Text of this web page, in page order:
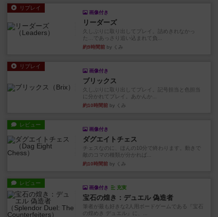
リプレイ
画像付き
リーダーズ
久しぶりに取り出してプレイ。詰めきれなかっ
た…であっさり追い込まれて負...
約9時間前 by くみ
リプレイ
画像付き
ブリックス
久しぶりに取り出してプレイ。記号担当と色担当
に分かれてプレイ。あかんか...
約10時間前 by くみ
レビュー
画像付き
ダグエイトチェス
チェスなのに、ほんの10分で終わります。動きで
敵のコマの種類が分かれば...
約10時間前 by くみ
レビュー
画像付き 充実
宝石の煌き：デュエル 偽造者
筆者が最も好きな2人用ボードゲームである『宝石
の煌めき デュエル』に、...